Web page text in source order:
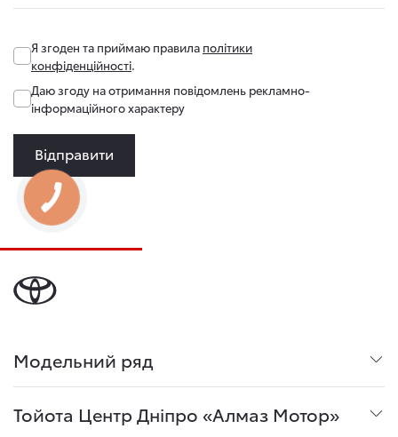
Я згоден та приймаю правила політики
конфіденційності.
Даю згоду на отримання повідомлень рекламно-
інформаційного характеру
Відправити
Модельний ряд
Тойота Центр Дніпро «Алмаз Мотор»